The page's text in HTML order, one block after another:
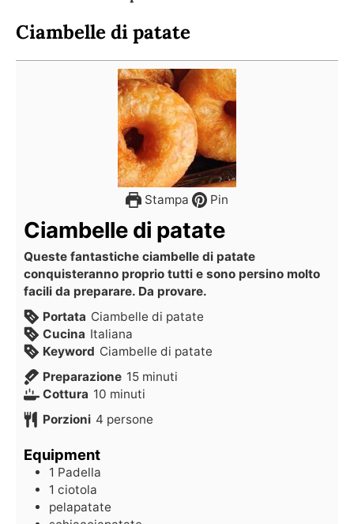
Ciambelle di patate
Stampa Pin
Ciambelle di patate
Queste fantastiche ciambelle di patate
conquisteranno proprio tutti e sono persino molto
facili da preparare. Da provare.
Portata Ciambelle di patate
Cucina Italiana
Keyword Ciambelle di patate
Preparazione 15 minuti
Cottura 10 minuti
Porzioni 4 persone
Equipment
1 Padella
1 ciotola
pelapatate